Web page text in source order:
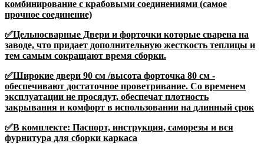
комбинирование с крабовыми соединениями (самое
прочное соединение)
✅Цельносварные Двери и форточки которые сварена на
заводе, что придает дополнительную жесткость теплицы и
тем самым сокращают время сборки.
✅Широкие двери 90 см /высота форточка 80 см -
обеспечивают достаточное проветривание. Со временем
эксплуатации не просядут, обеспечат плотность
закрывания и комфорт в использовании на длинный срок
✅В комплекте: Паспорт, инструкция, саморезы и вся
фурнитура для сборки каркаса